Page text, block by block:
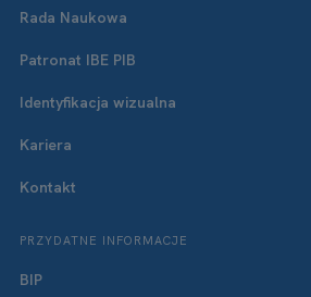
Rada Naukowa
Patronat IBE PIB
Identyfikacja wizualna
Kariera
Kontakt
PRZYDATNE INFORMACJE
BIP